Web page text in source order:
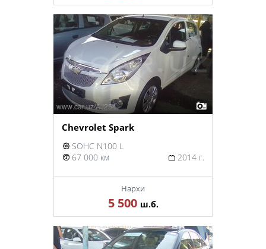
Chevrolet Spark
SOHC N100 L
67 000 км
2014 г.
Нархи
5 500 ш.б.